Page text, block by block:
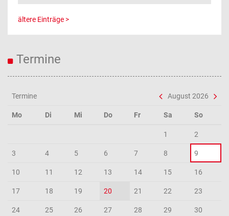
ältere Einträge >
Termine
Termine August 2026
Mo Di Mi Do Fr Sa So
1 2
3 4 5 6 7 8 9
10 11 12 13 14 15 16
17 18 19 20 21 22 23
24 25 26 27 28 29 30